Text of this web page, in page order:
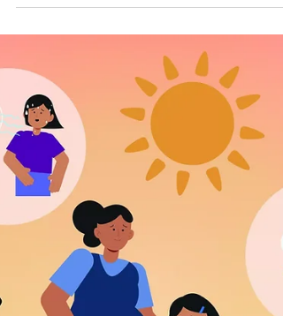
de junio de 2026 y los récords de
temperatura registrados en los Estados
Unidos y Asia confirman que el calor
extremo es ya la manifestación más visible
letal del cambio climático, pero detrás de
termómetros hay una crisis menos visible:
millones de trabajadores laboran en
condiciones cada vez más peligrosas